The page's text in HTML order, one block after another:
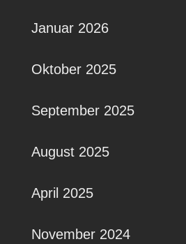
Januar 2026
Oktober 2025
September 2025
August 2025
April 2025
November 2024